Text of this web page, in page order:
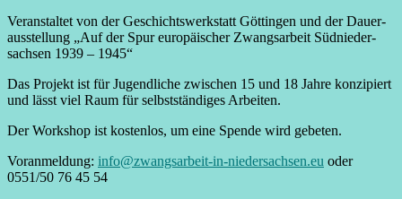
Veranstaltet von der Geschichts­werkstatt Göttingen und der Dauer­
ausstellung „Auf der Spur europäischer Zwangs­arbeit Süd­nieder­
sachsen 1939 – 1945“
Das Projekt ist für Jugendliche zwischen 15 und 18 Jahre konzipiert
und lässt viel Raum für selbst­ständiges Arbeiten.
Der Workshop ist kostenlos, um eine Spende wird gebeten.
Voranmeldung: info@zwangsarbeit-in-niedersachsen.eu oder
0551/50 76 45 54